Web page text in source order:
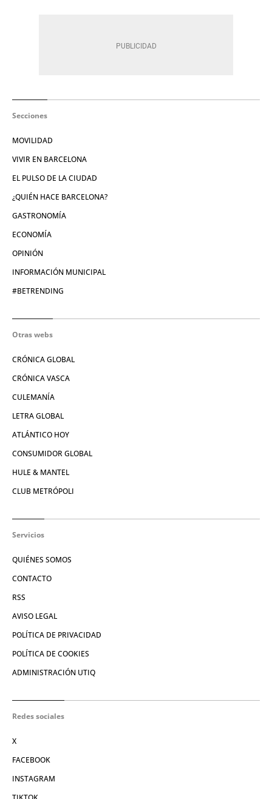
Secciones
MOVILIDAD
VIVIR EN BARCELONA
EL PULSO DE LA CIUDAD
¿QUIÉN HACE BARCELONA?
GASTRONOMÍA
ECONOMÍA
OPINIÓN
INFORMACIÓN MUNICIPAL
#BETRENDING
Otras webs
CRÓNICA GLOBAL
CRÓNICA VASCA
CULEMANÍA
LETRA GLOBAL
ATLÁNTICO HOY
CONSUMIDOR GLOBAL
HULE & MANTEL
CLUB METRÓPOLI
Servicios
QUIÉNES SOMOS
CONTACTO
RSS
AVISO LEGAL
POLÍTICA DE PRIVACIDAD
POLÍTICA DE COOKIES
ADMINISTRACIÓN UTIQ
Redes sociales
X
FACEBOOK
INSTAGRAM